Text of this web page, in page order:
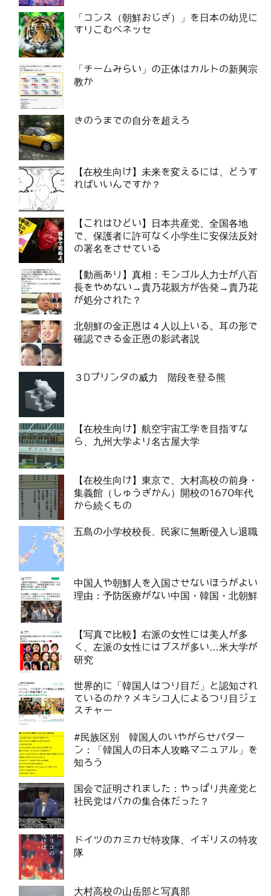
「コンス（朝鮮おじぎ）」を日本の幼児に
すりこむベネッセ
「チームみらい」の正体はカルトの新興宗
教か
きのうまでの自分を超えろ
【在校生向け】未来を変えるには、どうす
ればいいんですか？
【これはひどい】日本共産党、全国各地
で、保護者に許可なく小学生に安保法反対
の署名をさせている
【動画あり】真相：モンゴル人力士が八百
長をやめない→貴乃花親方が告発→貴乃花
が処分された？
北朝鮮の金正恩は４人以上いる。耳の形で
確認できる金正恩の影武者説
３Dプリンタの威力 階段を登る熊
【在校生向け】航空宇宙工学を目指すな
ら、九州大学より名古屋大学
【在校生向け】東京で、大村高校の前身・
集義館（しゅうぎかん）開校の1670年代
から続くもの
五島の小学校校長、民家に無断侵入し退職
中国人や朝鮮人を入国させないほうがよい
理由：予防医療がない中国・韓国・北朝鮮
【写真で比較】右派の女性には美人が多
く、左派の女性にはブスが多い…米大学が
研究
世界的に「韓国人はつり目だ」と認知され
ているのか？メキシコ人によるつり目ジェ
スチャー
#民族区別 韓国人のいやがらせパター
ン：「韓国人の日本人攻略マニュアル」を
知ろう
国会で証明されました：やっぱり共産党と
社民党はバカの集合体だった？
ドイツのカミカゼ特攻隊、イギリスの特攻
隊
大村高校の山岳部と写真部